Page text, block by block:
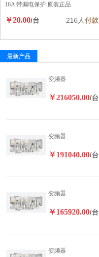
16A 带漏电保护 原装正品
￥20.00/台 216人付款
最新产品
变频器
￥216050.00/台
变频器
￥191040.00/台
变频器
￥165920.00/台
变频器